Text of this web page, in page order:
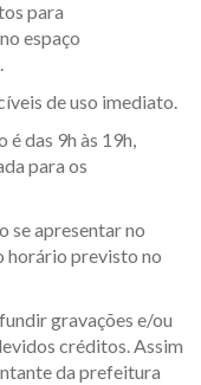
para
espaço
de uso imediato.
das 9h às 19h,
para os
se apresentar no
horário previsto no
gravações e/ou
créditos. Assim
da prefeitura